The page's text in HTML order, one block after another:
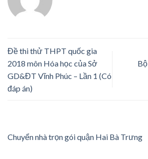
Đề thi thử THPT quốc gia
2018 môn Hóa học của Sở
GD&ĐT Vĩnh Phúc – Lần 1 (Có
đáp án)
Chuyển nhà trọn gói quận Hai Bà Trưng